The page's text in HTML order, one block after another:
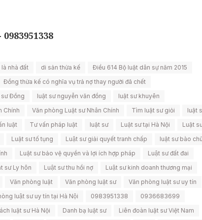
nhà đất di sản thừa kế
Điều 614 Bộ luật dân sự năm 2015
Đồng thừa kế có nghĩa vụ trả nợ thay người đã chết
sư Đồng luật sư nguyễn văn đồng
luật sư khuyên
Chính Văn phòng Luật sư Nhân Chính Tìm luật sư giỏi
luật
luật Tư vấn pháp luật luật sư Luật sư tại Hà Nội
Luật
Luật sư tố tụng Luật sư giải quyết tranh chấp
luật sư bào
Luật sư bảo vệ quyền và lợi ích hợp pháp
Luật sư đất đai
sư Ly hôn Luật sư thu hồi nợ
Luật sư kinh doanh thương mại
Văn phòng luật Văn phòng luật sư
Văn phòng luật sư uy tín
luật sư uy tín tại Hà Nội 0983951338
0936683699
luật sư Hà Nội Danh bạ luật sư
Liên đoàn luật sư Việt Nam